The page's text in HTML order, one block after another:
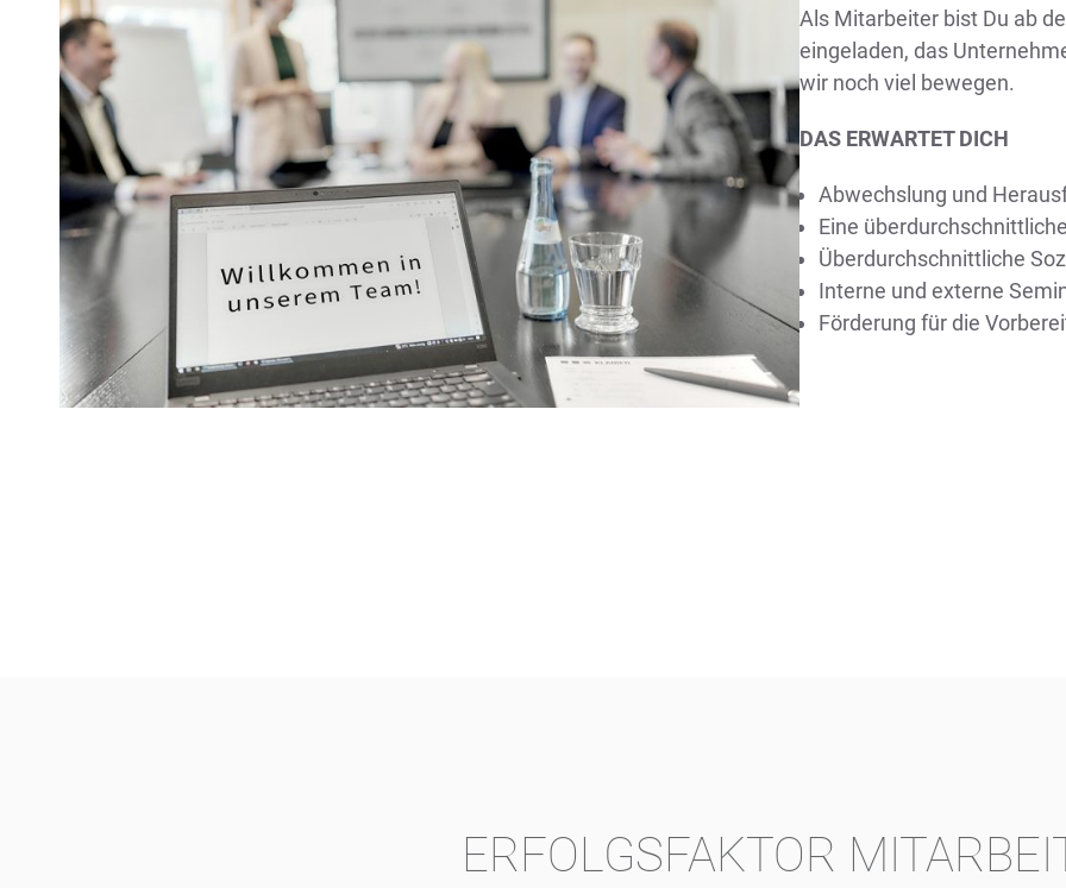
Als Mitarbeiter bist Du ab
eingeladen, das
wir noch viel bewegen.
DAS ERWARTET DICH
Abwechslung und
Eine
Überdurchschnittliche
Interne und externe
Förderung für die
ERFOLGSFAKTOR